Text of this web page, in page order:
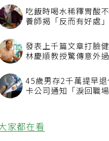
吃飯時喝水稀釋胃酸
養師揭「反而有好處
發表上千篇文章打臉
林慶順教授驚傳意外
45歲男存2千萬提早
卡公司通知「淚回職
大家都在看